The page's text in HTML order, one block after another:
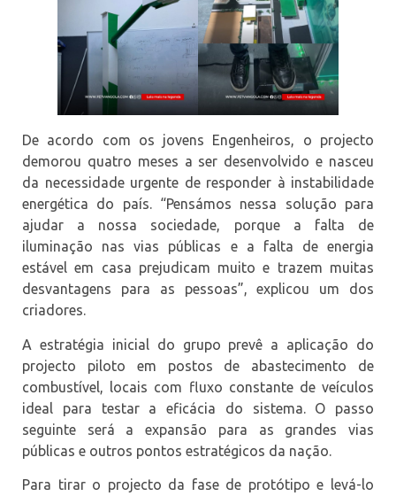
De acordo com os jovens Engenheiros, o projecto
demorou quatro meses a ser desenvolvido e nasceu
da necessidade urgente de responder à instabilidade
energética do país. “Pensámos nessa solução para
ajudar a nossa sociedade, porque a falta de
iluminação nas vias públicas e a falta de energia
estável em casa prejudicam muito e trazem muitas
desvantagens para as pessoas”, explicou um dos
criadores.
A estratégia inicial do grupo prevê a aplicação do
projecto piloto em postos de abastecimento de
combustível, locais com fluxo constante de veículos
ideal para testar a eficácia do sistema. O passo
seguinte será a expansão para as grandes vias
públicas e outros pontos estratégicos da nação.
Para tirar o projecto da fase de protótipo e levá-lo